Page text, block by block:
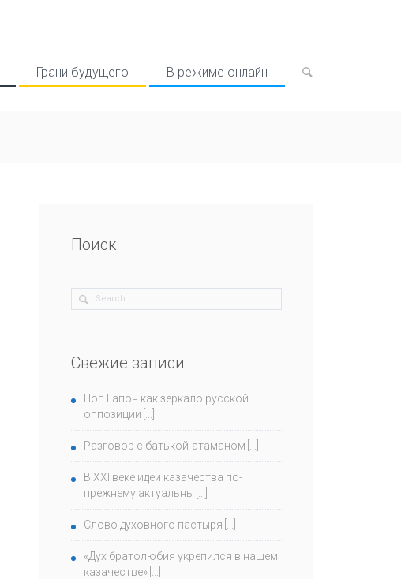
Грани будущего В режиме онлайн
Поиск
Свежие записи
Поп Гапон как зеркало русской
оппозиции
Разговор с батькой-атаманом
В ХХI веке идеи казачества по-
прежнему актуальны
Слово духовного пастыря
«Дух братолюбия укрепился в нашем
казачестве»